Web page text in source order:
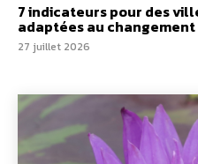
7 indicateurs pour des
adaptées au
27 juillet 2026